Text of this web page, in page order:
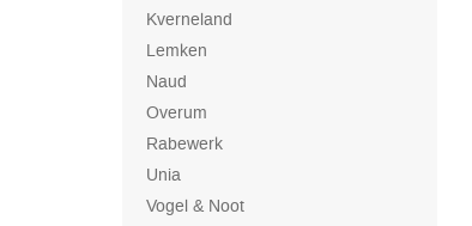
Kverneland
Lemken
Naud
Overum
Rabewerk
Unia
Vogel & Noot